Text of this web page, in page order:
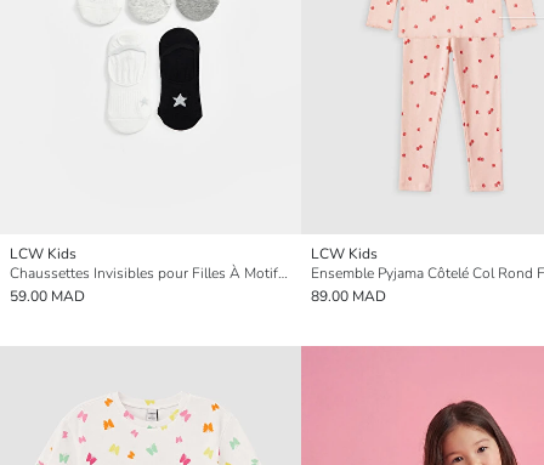
LCW Kids
Chaussettes Invisibles pour Filles À Motifs Lot de 5 Pièces
59.00 MAD
LCW Kids
Ensemble Pyjama Côtelé Col Rond
89.00 MAD